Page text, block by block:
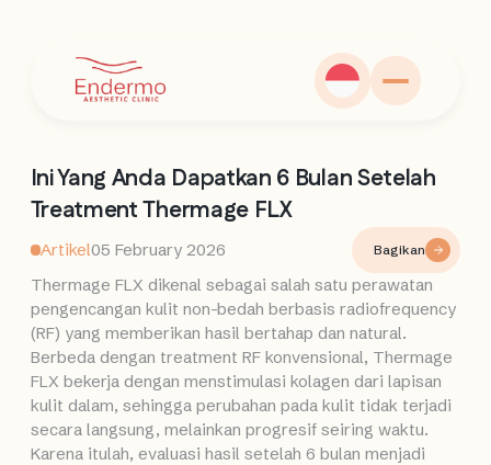
Ini Yang Anda Dapatkan 6 Bulan Setelah
Treatment Thermage FLX
Artikel05 February 2026 Bagikan
Thermage FLX dikenal sebagai salah satu perawatan
pengencangan kulit non-bedah berbasis radiofrequency
(RF) yang memberikan hasil bertahap dan natural.
Berbeda dengan treatment RF konvensional, Thermage
FLX bekerja dengan menstimulasi kolagen dari lapisan
kulit dalam, sehingga perubahan pada kulit tidak terjadi
secara langsung, melainkan progresif seiring waktu.
Karena itulah, evaluasi hasil setelah 6 bulan menjadi